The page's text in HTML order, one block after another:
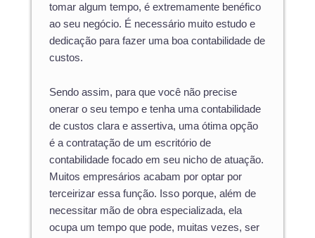
tomar algum tempo, é extremamente benéfico
ao seu negócio. É necessário muito estudo e
dedicação para fazer uma boa contabilidade de
custos.
Sendo assim, para que você não precise
onerar o seu tempo e tenha uma contabilidade
de custos clara e assertiva, uma ótima opção
é a contratação de um escritório de
contabilidade focado em seu nicho de atuação.
Muitos empresários acabam por optar por
terceirizar essa função. Isso porque, além de
necessitar mão de obra especializada, ela
ocupa um tempo que pode, muitas vezes, ser